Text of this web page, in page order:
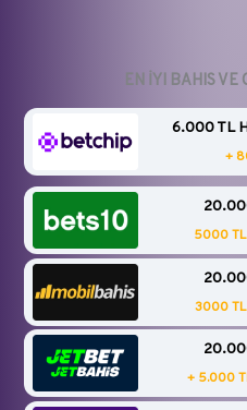
EN İYI BAHIS VE
6.000 TL
+
5000
3000
+ 5.000